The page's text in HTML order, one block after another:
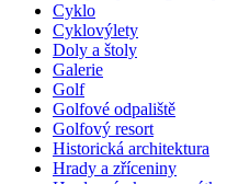
Cyklo
Cyklovýlety
Doly a štoly
Galerie
Golf
Golfové odpaliště
Golfový resort
Historická architektura
Hrady a zříceniny